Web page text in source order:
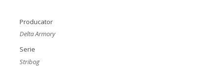
Producator
Delta Armory
Serie
Stribog